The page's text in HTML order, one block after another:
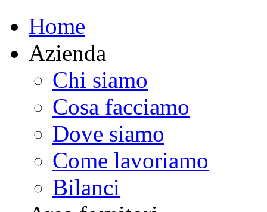
Home
Azienda
Chi siamo
Cosa facciamo
Dove siamo
Come lavoriamo
Bilanci